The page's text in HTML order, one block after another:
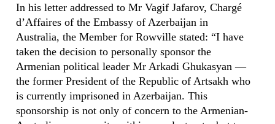
In his letter addressed to Mr Vagif Jafarov, Chargé
d’Affaires of the Embassy of Azerbaijan in
Australia, the Member for Rowville stated: “I have
taken the decision to personally sponsor the
Armenian political leader Mr Arkadi Ghukasyan —
the former President of the Republic of Artsakh who
is currently imprisoned in Azerbaijan. This
sponsorship is not only of concern to the Armenian-